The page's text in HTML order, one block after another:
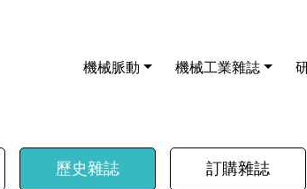
機械脈動 機械工業雜誌
歷史雜誌 訂購雜誌